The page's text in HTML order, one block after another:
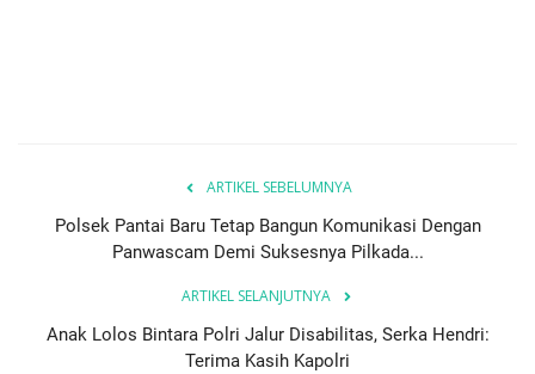
ARTIKEL SEBELUMNYA
Polsek Pantai Baru Tetap Bangun Komunikasi Dengan
Panwascam Demi Suksesnya Pilkada...
ARTIKEL SELANJUTNYA
Anak Lolos Bintara Polri Jalur Disabilitas, Serka Hendri:
Terima Kasih Kapolri